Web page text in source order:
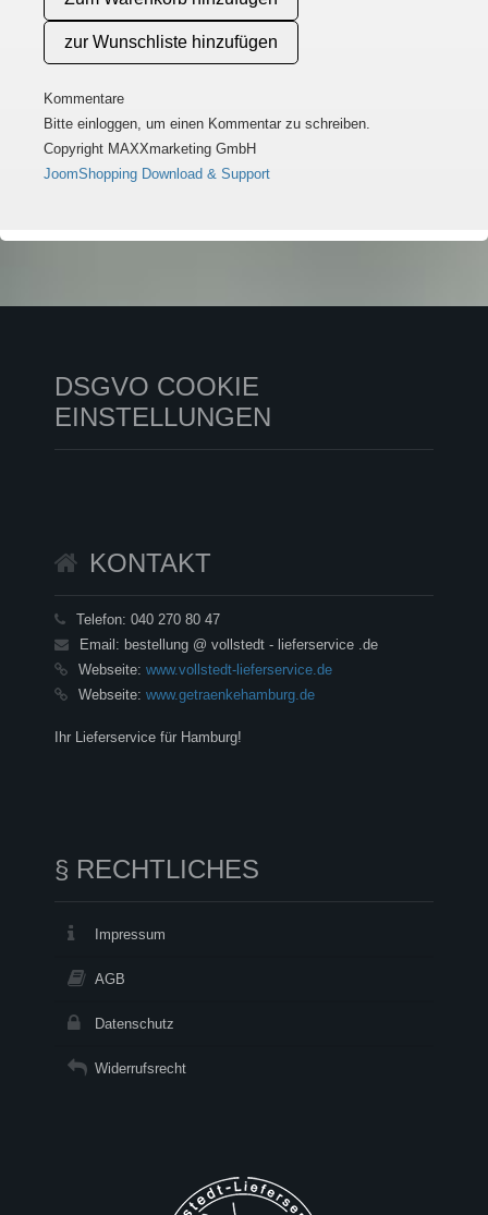
Kommentare
Bitte einloggen, um einen Kommentar zu schreiben.
Copyright MAXXmarketing GmbH
JoomShopping Download & Support
DSGVO COOKIE
EINSTELLUNGEN
KONTAKT
Telefon: 040 270 80 47
Email: bestellung @ vollstedt - lieferservice .de
Webseite: www.vollstedt-lieferservice.de
Webseite: www.getraenkehamburg.de
Ihr Lieferservice für Hamburg!
§ RECHTLICHES
Impressum
AGB
Datenschutz
Widerrufsrecht